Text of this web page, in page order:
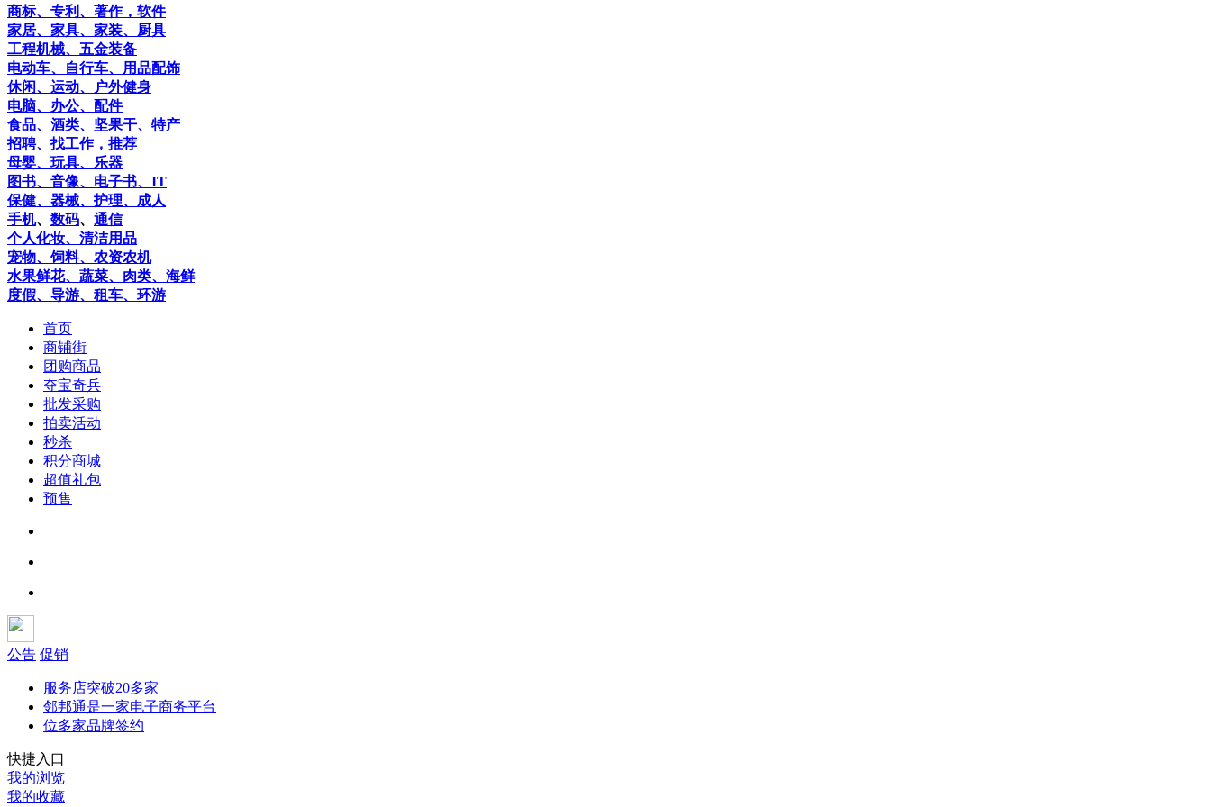
商标、专利、著作，软件
家居、家具、家装、厨具
工程机械、五金装备
电动车、自行车、用品配饰
休闲、运动、户外健身
电脑、办公、配件
食品、酒类、坚果干、特产
招聘、找工作，推荐
母婴、玩具、乐器
图书、音像、电子书、IT
保健、器械、护理、成人
手机、 数码、 通信
个人化妆、清洁用品
宠物、饲料、农资农机
水果鲜花、蔬菜、肉类、海鲜
度假、导游、租车、环游
首页
商铺街
团购商品
夺宝奇兵
批发采购
拍卖活动
秒杀
积分商城
超值礼包
预售
公告 促销
服务店突破20多家
邻邦通是一家电子商务平台
位多家品牌签约
快捷入口
我的浏览
我的收藏